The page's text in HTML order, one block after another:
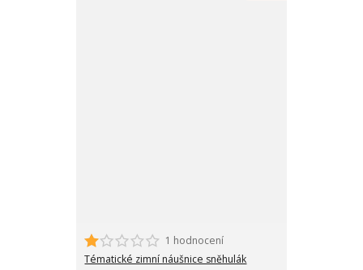
1 hodnocení
Tématické zimní náušnice sněhulák